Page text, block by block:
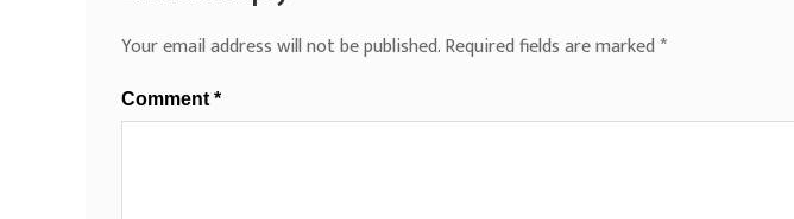
Your email address will not be published.Required fields are marked*
Comment *